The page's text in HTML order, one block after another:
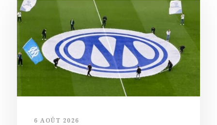
6 AOÛT 2026